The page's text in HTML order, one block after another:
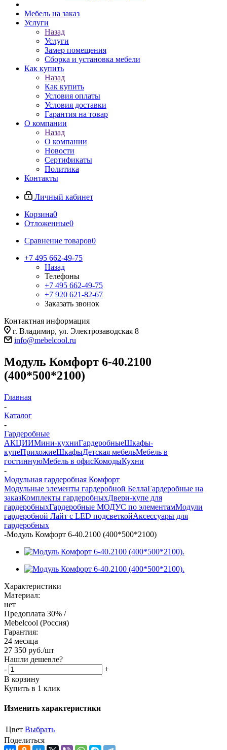
Мебель на заказ
Услуги
Назад
Услуги
Замер помещения
Сборка и установка мебели
Как купить
Назад
Как купить
Условия оплаты
Условия доставки
Гарантия на товар
О компании
Назад
О компании
Новости
Сертификаты
Политика
Контакты
Личный кабинет
Корзина0
Отложенные0
Сравнение товаров0
+7 495 662-49-75
Назад
Телефоны
+7 495 662-49-75
+7 920 621-82-67
Заказать звонок
Контактная информация
г. Владимир, ул. Электрозаводская 8
info@mebelcool.ru
Модуль Комфорт 6-40.2100
(400*500*2100)
Главная
-
Каталог
-
Гардеробные
АКЦИИМини-кухниГардеробныеШкафы-
купеПрихожиеШкафыДетская мебельМебель в
гостиннуюМебель в офисКомодыКухни
-
Модульная гардеробная Комфорт
Модульные элементы гардеробной БеллаГардеробные на
заказКомплекты гардеробныхДвери-купе для
гардеробныхГардеробные МОДУС по элементамМодули
гардеробной Лайт с LED подсветкойАксессуары для
гардеробных
-Модуль Комфорт 6-40.2100 (400*500*2100)
Характеристики
Материал:
нет
Предоплата 30% /
Mebelcool (Россия)
Гарантия:
24 месяца
27 350 руб./шт
Нашли дешевле?
-
+
В корзину
Купить в 1 клик
Изменить характеристики
Цвет Выбрать
Поделиться